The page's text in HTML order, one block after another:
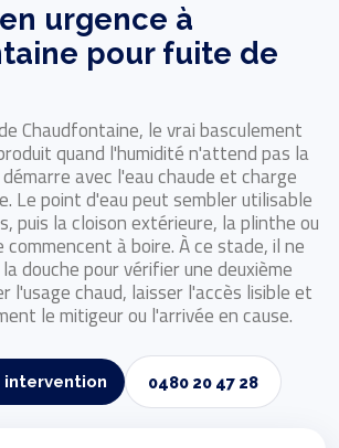
urgence à
pour fuite de
Chaudfontaine, le vrai basculement
quand l'humidité n'attend pas la
avec l'eau chaude et charge
Le point d'eau peut sembler utilisable
puis la cloison extérieure, la plinthe ou
commencent à boire. À ce stade, il ne
douche pour vérifier une deuxième
l'usage chaud, laisser l'accès lisible et
le mitigeur ou l'arrivée en cause.
intervention 0480 20 47 28